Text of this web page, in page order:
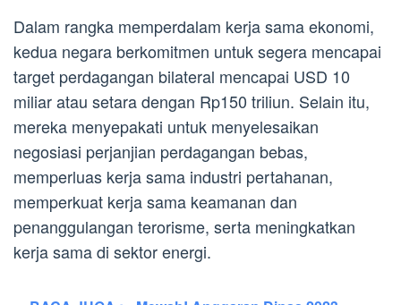
Dalam rangka memperdalam kerja sama ekonomi,
kedua negara berkomitmen untuk segera mencapai
target perdagangan bilateral mencapai USD 10
miliar atau setara dengan Rp150 triliun. Selain itu,
mereka menyepakati untuk menyelesaikan
negosiasi perjanjian perdagangan bebas,
memperluas kerja sama industri pertahanan,
memperkuat kerja sama keamanan dan
penanggulangan terorisme, serta meningkatkan
kerja sama di sektor energi.